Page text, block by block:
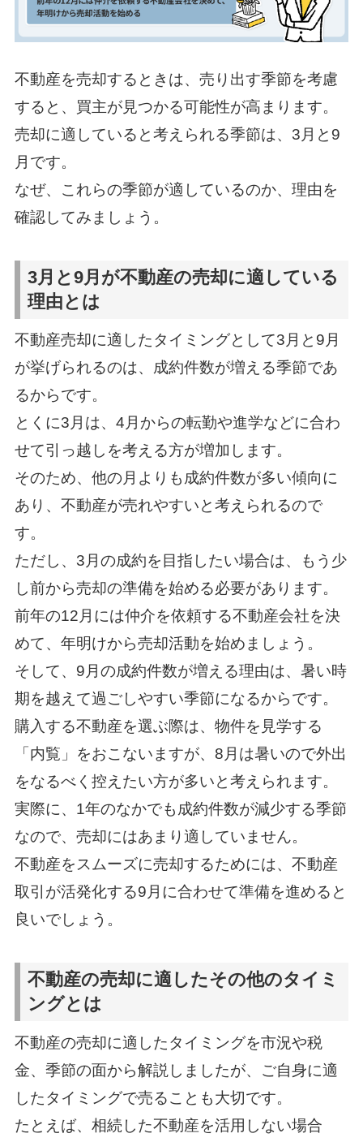
不動産を売却するときは、売り出す季節を考慮
すると、買主が見つかる可能性が高まります。
売却に適していると考えられる季節は、3月と9
月です。
なぜ、これらの季節が適しているのか、理由を
確認してみましょう。
3月と9月が不動産の売却に適している
理由とは
不動産売却に適したタイミングとして3月と9月
が挙げられるのは、成約件数が増える季節であ
るからです。
とくに3月は、4月からの転勤や進学などに合わ
せて引っ越しを考える方が増加します。
そのため、他の月よりも成約件数が多い傾向に
あり、不動産が売れやすいと考えられるので
す。
ただし、3月の成約を目指したい場合は、もう少
し前から売却の準備を始める必要があります。
前年の12月には仲介を依頼する不動産会社を決
めて、年明けから売却活動を始めましょう。
そして、9月の成約件数が増える理由は、暑い時
期を越えて過ごしやすい季節になるからです。
購入する不動産を選ぶ際は、物件を見学する
「内覧」をおこないますが、8月は暑いので外出
をなるべく控えたい方が多いと考えられます。
実際に、1年のなかでも成約件数が減少する季節
なので、売却にはあまり適していません。
不動産をスムーズに売却するためには、不動産
取引が活発化する9月に合わせて準備を進めると
良いでしょう。
不動産の売却に適したその他のタイミ
ングとは
不動産の売却に適したタイミングを市況や税
金、季節の面から解説しましたが、ご自身に適
したタイミングで売ることも大切です。
たとえば、相続した不動産を活用しない場合